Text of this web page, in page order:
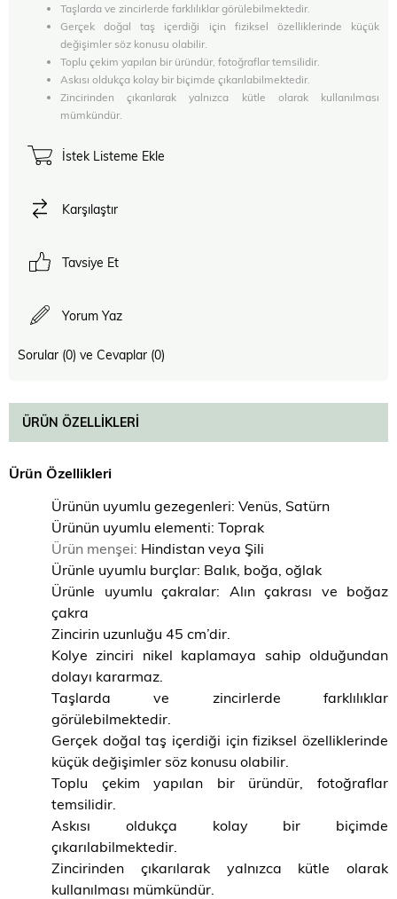
Taşlarda ve zincirlerde farklılıklar görülebilmektedir.
Gerçek doğal taş içerdiği için fiziksel özelliklerinde küçük
değişimler söz konusu olabilir.
Toplu çekim yapılan bir üründür, fotoğraflar temsilidir.
Askısı oldukça kolay bir biçimde çıkarılabilmektedir.
Zincirinden çıkarılarak yalnızca kütle olarak kullanılması
mümkündür.
İstek Listeme Ekle
Karşılaştır
Tavsiye Et
Yorum Yaz
Sorular (0) ve Cevaplar (0)
ÜRÜN ÖZELLIKLERI
Ürün Özellikleri
Ürünün uyumlu gezegenleri: Venüs, Satürn
Ürünün uyumlu elementi: Toprak
Ürün menşei: Hindistan veya Şili
Ürünle uyumlu burçlar: Balık, boğa, oğlak
Ürünle uyumlu çakralar: Alın çakrası ve boğaz
çakra
Zincirin uzunluğu 45 cm’dir.
Kolye zinciri nikel kaplamaya sahip olduğundan
dolayı kararmaz.
Taşlarda ve zincirlerde farklılıklar
görülebilmektedir.
Gerçek doğal taş içerdiği için fiziksel özelliklerinde
küçük değişimler söz konusu olabilir.
Toplu çekim yapılan bir üründür, fotoğraflar
temsilidir.
Askısı oldukça kolay bir biçimde
çıkarılabilmektedir.
Zincirinden çıkarılarak yalnızca kütle olarak
kullanılması mümkündür.